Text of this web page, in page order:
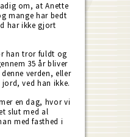
om, at Anette
mange har bedt
har ikke gjort
han tror fuldt og
35 år bliver
verden, eller
ved han ikke.
en dag, hvor vi
slut med al
med fasthed i